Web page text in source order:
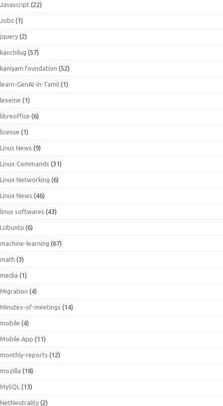
Javascript (22)
Jobs (1)
jquery (2)
kanchilug (57)
kaniyam foundation (52)
learn-GenAI-in-Tamil (1)
lexeme (1)
libreoffice (6)
license (1)
Linus News (9)
Linux Commands (31)
Linux Networking (6)
Linux News (46)
linux softwares (43)
LUbuntu (6)
machine-learning (67)
math (3)
media (1)
Migration (4)
Minutes-of-meetings (14)
mobile (4)
Mobile App (11)
monthly-reports (12)
mozilla (18)
MySQL (13)
NetNeutrality (2)